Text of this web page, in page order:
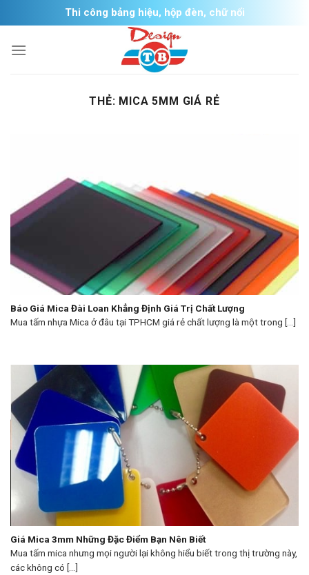
to
content
Thi công bảng hiệu, hộp đèn, chữ nổi
THẺ: MICA 5MM GIÁ RẺ
Báo Giá Mica Đài Loan Khẳng Định Giá Trị Chất Lượng
Mua tấm nhựa Mica ở đâu tại TPHCM giá rẻ chất lượng là một trong [...]
Giá Mica 3mm Những Đặc Điểm Bạn Nên Biết
Mua tấm mica nhưng mọi người lại không hiểu biết trong thị trường này,
các không có [...]